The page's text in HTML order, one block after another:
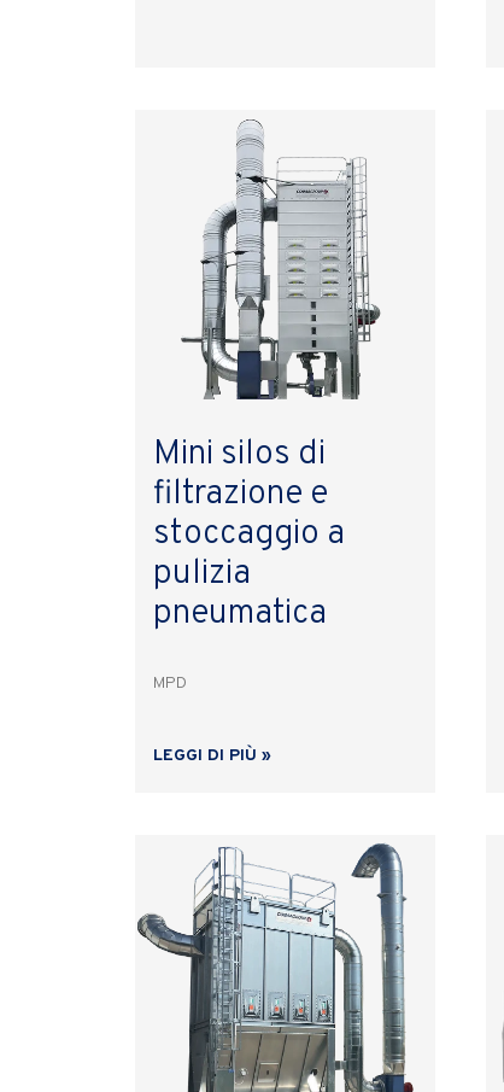
Mini silos di
filtrazione e
stoccaggio a
pulizia
pneumatica
MPD
LEGGI DI PIÙ »